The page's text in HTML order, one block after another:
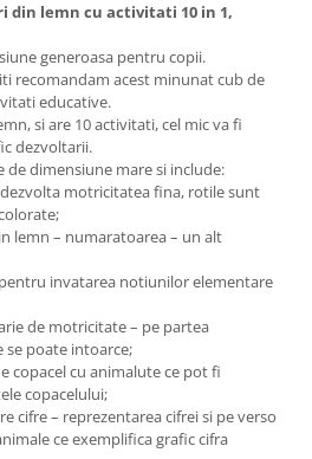
din lemn cu activitati 10 in 1,
generoasa pentru copii.
recomandam acest minunat cub de
educative.
si are 10 activitati, cel mic va fi
dezvoltarii.
de dimensiune mare si include:
motricitatea fina, rotile sunt
lemn – numaratoarea – un alt
invatarea notiunilor elementare
de motricitate – pe partea
se poate intoarce;
copacel cu animalute ce pot fi
copacelului;
cifre – reprezentarea cifrei si pe verso
ce exemplifica grafic cifra